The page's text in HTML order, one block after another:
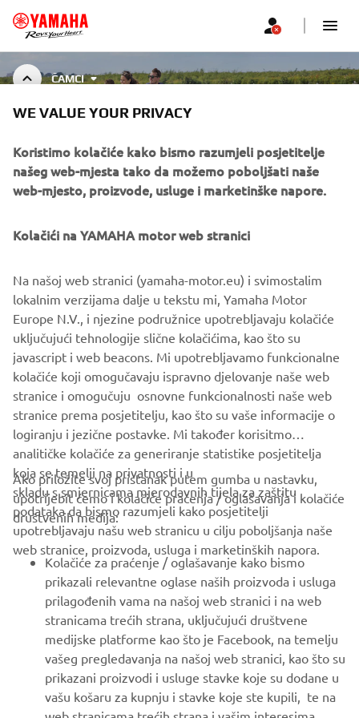
ČAMCI
ČAMCI
MORE YAMAHA
SUPPORT
BILTEN
Budite prvi koji će saznati o najnovijim ponudama, posebnim
događajima, novim izdanjima i još mnogo toga
PRETPLATITE SE
Pročitajte našu Politiku privatnosti kako biste saznali kako
obrađujemo vaše osobne podatke:Pravila o Zaštiti Privatnosti
Croatia (Croatian)
WE VALUE YOUR PRIVACY
Koristimo kolačiće kako bismo razumjeli posjetitelje
našeg web-mjesta tako da možemo poboljšati naše
web-mjesto, proizvode, usluge i marketinške napore.
Kolačići na YAMAHA motor web stranici
Na našoj web stranici (yamaha-motor.eu) i svimostalim
lokalnim verzijama dalje u tekstu mi, Yamaha Motor
Europe N.V., i njezine podružnice upotrebljavaju kolačiće
uključujući tehnologije slične kolačićima, kao što su
javascript i web beacons. Mi upotrebljavamo funkcionalne
kolačiće koji omogučavaju ispravno djelovanje naše web
stranice i omogučuju osnovne funkcionalnosti naše web
stranice prema posjetitelju, kao što su vaše informacije o
logiranju i jezične postavke. Mi također korisitmo
analitičke kolačiće za generiranje statistike posjetitelja
koja se temelji na privatnosti i u
skladu s smjernicama mjerodavnih tijela za zaštitu
podataka da bismo razumjeli kako posjetitelji
upotrebljavaju našu web stranicu u cilju poboljšanja naše
web stranice, proizvoda, usluga i marketinških napora.
Ako priložite svoj pristanak putem gumba u nastavku,
upotrijebit ćemo i kolačiće praćenja / oglašavanja i kolačiće
društvenih medija:
Kolačiće za praćenje / oglašavanje kako bismo
prikazali relevantne oglase naših proizvoda i usluga
prilagođenih vama na našoj web stranici i na web
stranicama trećih strana, uključujući društvene
medijske platforme kao što je Facebook, na temelju
vašeg pregledavanja na našoj web stranici, kao što su
prikazani proizvodi i usluge stavke koje su dodane u
vašu košaru za kupnju i stavke koje ste kupili, te na